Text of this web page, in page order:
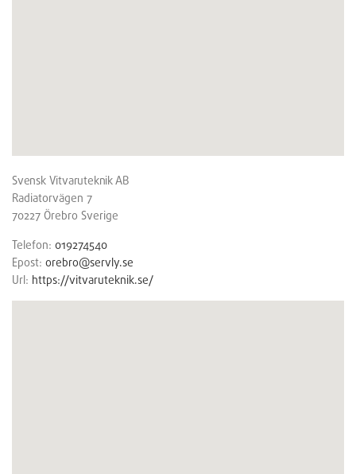
Svensk Vitvaruteknik AB
Radiatorvägen 7
70227 Örebro Sverige
Telefon: 019274540
Epost: orebro@servly.se
Url: https://vitvaruteknik.se/